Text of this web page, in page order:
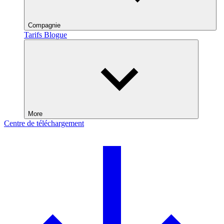
Compagnie
Tarifs Blogue
More
Centre de téléchargement